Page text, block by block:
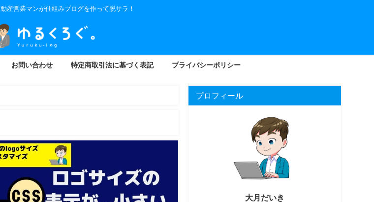
産営業マンが仕組みブログを作って脱サラ！
お問い合わせ 特定商取引法に基づく表記 プライバシーポリシー
プロフィール
大月だいき